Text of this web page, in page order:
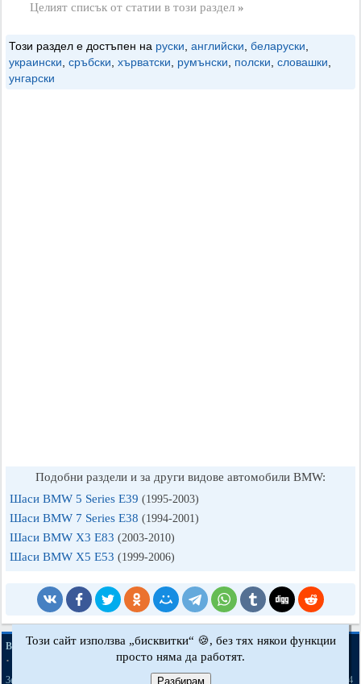
Целият списък от статии в този раздел »
Този раздел е достъпен на руски английски беларуски
украински сръбски хърватски румънски полски словашки
унгарски
Подобни раздели и за други видове автомобили BMW:
Шаси BMW 5 Series E39 (1995-2003)
Шаси BMW 7 Series E38 (1994-2001)
Шаси BMW X3 Е83 (2003-2010)
Шаси BMW X5 E53 (1999-2006)
BMWman.ru © 2017-2026· Пълна версия· Новини и статии·Карта на сайта
·
Търсене в сайта
3er E21
3er E46[бензин]·3er E46 5er E34
Този сайт използва „бисквитки“ 🍪, без тях някои функции
просто няма да работят.
Разбирам